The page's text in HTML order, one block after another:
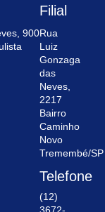
900
Filial
Rua
Luiz
Gonzaga
das
Neves,
2217
Bairro
Caminho
Novo
Tremembé/SP
Telefone
(12)